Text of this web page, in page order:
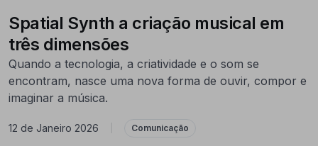
Spatial Synth a criação musical em
três dimensões
Quando a tecnologia, a criatividade e o som se
encontram, nasce uma nova forma de ouvir, compor e
imaginar a música.
12 de Janeiro 2026 Comunicação